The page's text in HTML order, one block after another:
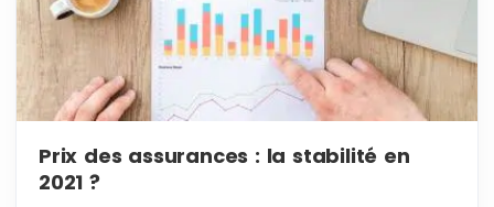
Prix des assurances : la stabilité en
2021 ?